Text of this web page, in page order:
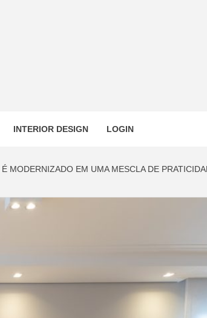
INTERIOR DESIGN LOGIN
MODERNIZADO EM UMA MESCLA DE